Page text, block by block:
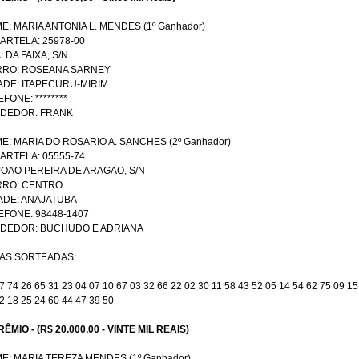
MARIA ANTONIA L. MENDES (1º Ganhador)
25978-00
DA FAIXA, S/N
ROSEANA SARNEY
ITAPECURU-MIRIM
********
FRANK
MARIA DO ROSARIO A. SANCHES (2º Ganhador)
05555-74
PEREIRA DE ARAGAO, S/N
CENTRO
ANAJATUBA
98448-1407
BUCHUDO E ADRIANA
SORTEADAS:
74 26 65 31 23 04 07 10 67 03 32 66 22 02 30 11 58 43 52 05 14 54 62 75 09
18 25 24 60 44 47 39 50
- (R$ 20.000,00 - VINTE MIL REAIS)